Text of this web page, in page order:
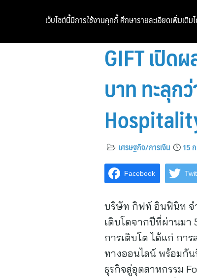
GIFT เปิด
บาท ทะลุก
เศรษฐกิจ/การเงิน 15
Facebook
บริษัท กิฟท์ อินฟินิท จ
เติบโตจากปีที่ผ่านมา
การเติบโต ได้แก่ กา
ทางออนไลน์ พร้อมกั
ธุรกิจสู่อุตสาหกรรม
เว็บไซต์นี้มีการใช้งานคุกกี้ ศึกษารายละเอียดเพิ่มเติม